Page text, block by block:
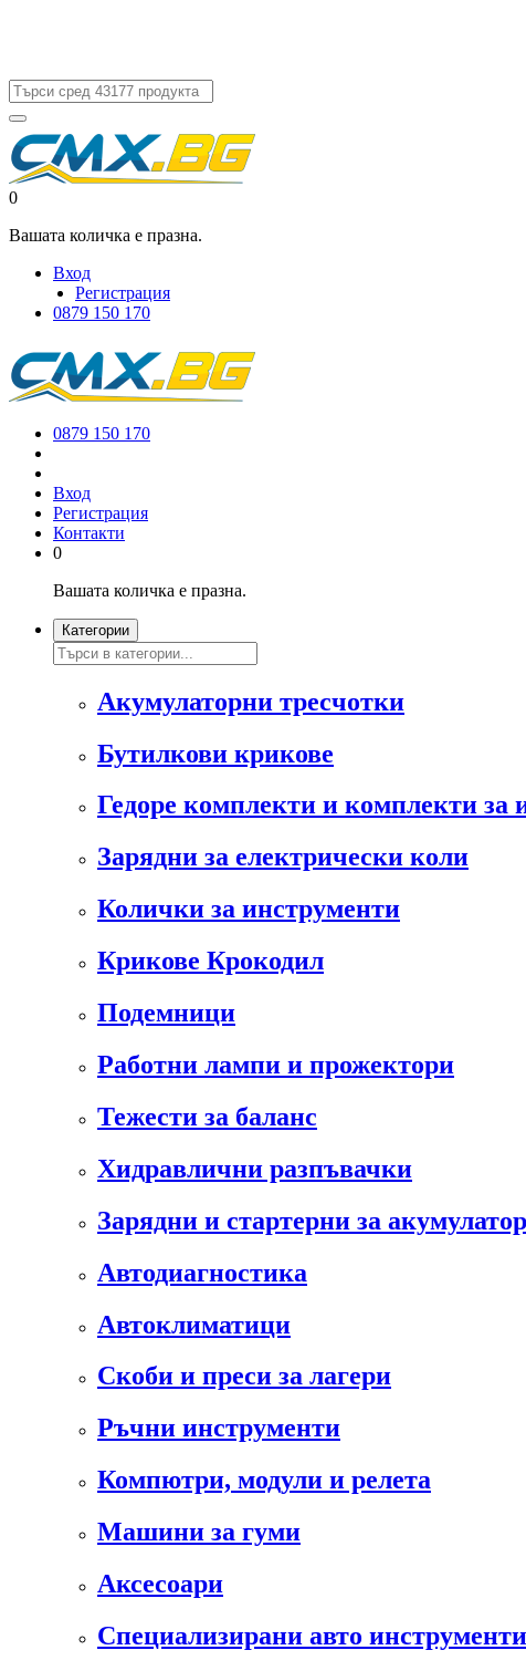
0
Вашата количка е празна.
Вход
Регистрация
0879 150 170
0879 150 170
Вход
Регистрация
Контакти
0
Вашата количка е празна.
Категории
Акумулаторни тресчотки
Бутилкови крикове
Гедоре комплекти и комплекти за
Зарядни за електрически коли
Колички за инструменти
Крикове Крокодил
Подемници
Работни лампи и прожектори
Тежести за баланс
Хидравлични разпъвачки
Зарядни и стартерни за
Автодиагностика
Автоклиматици
Скоби и преси за лагери
Ръчни инструменти
Компютри, модули и релета
Машини за гуми
Аксесоари
Специализирани авто